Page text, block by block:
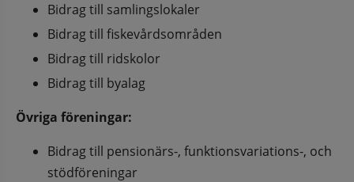
Bidrag till samlingslokaler
Bidrag till fiskevårdsområden
Bidrag till ridskolor
Bidrag till byalag
Övriga föreningar:
Bidrag till pensionärs-, funktionsvariations-, och
stödföreningar